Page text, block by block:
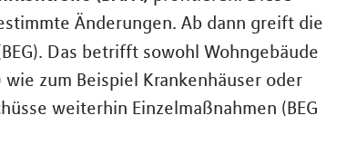
Änderungen. Ab dann greift die
Das betrifft sowohl Wohngebäude
wie zum Beispiel Krankenhäuser oder
weiterhin Einzelmaßnahmen (BEG